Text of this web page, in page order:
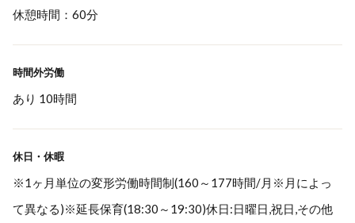
休憩時間：60分
時間外労働
あり 10時間
休日・休暇
※1ヶ月単位の変形労働時間制(160～177時間/月※月によっ
て異なる)※延長保育(18:30～19:30)休日:日曜日,祝日,その他